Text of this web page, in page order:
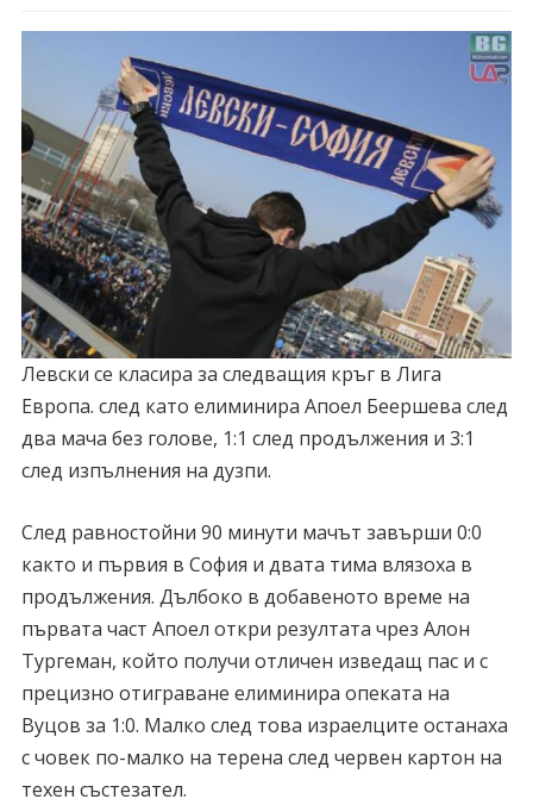
Левски се класира за следващия кръг в Лига
Европа. след като елиминира Апоел Беершева след
два мача без голове, 1:1 след продължения и 3:1
след изпълнения на дузпи.
След равностойни 90 минути мачът завърши 0:0
както и първия в София и двата тима влязоха в
продължения. Дълбоко в добавеното време на
първата част Апоел откри резултата чрез Алон
Тургеман, който получи отличен изведащ пас и с
прецизно отиграване елиминира опеката на
Вуцов за 1:0. Малко след това израелците останаха
с човек по-малко на терена след червен картон на
техен състезател.